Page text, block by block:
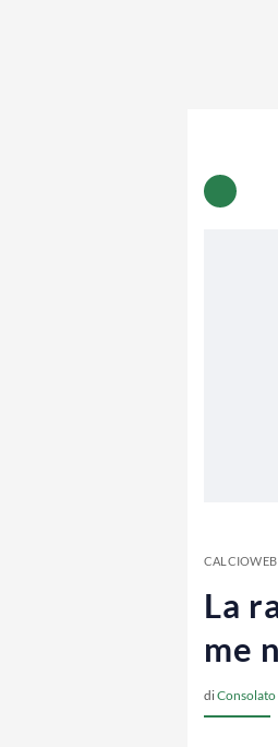
CALCIOWEB
La
me
diConsolato